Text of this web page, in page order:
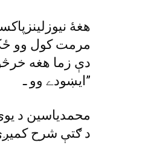
هغۀ
مرمت کول وو
دې زما هغه
ايښودے وو ـ”
محمدياسين د
د ګتې شرح